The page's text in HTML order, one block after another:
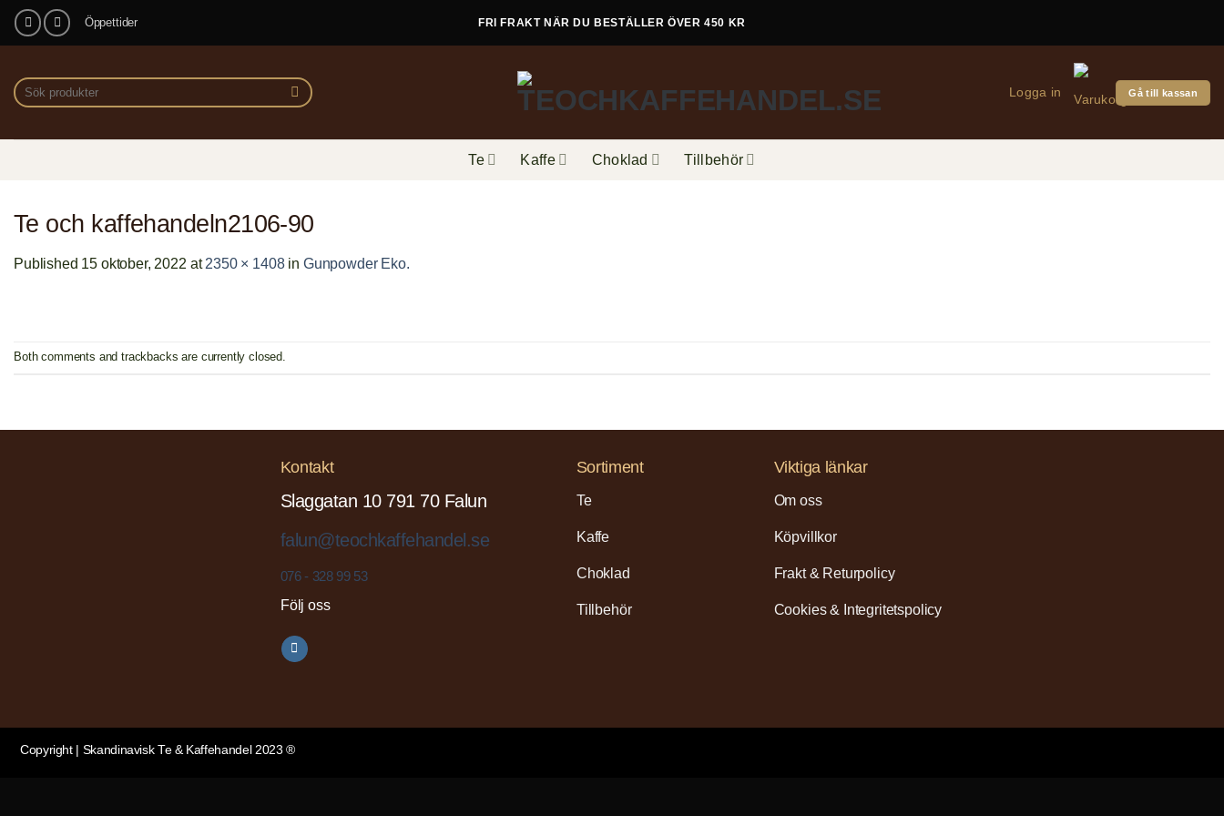
Skip
Öppettider FRI FRAKT NÄR DU BESTÄLLER ÖVER 450 KR
Sök
efter:
Logga in Gå till kassan
Te Kaffe Choklad Tillbehör
Te och kaffehandeln2106-90
Published 15 oktober, 2022 at2350 × 1408in Gunpowder Eko.
Both comments and trackbacks are currently closed.
Kontakt
Slaggatan 10 791 70 Falun
falun@teochkaffehandel.se
076 - 328 99 53
Följ oss
Sortiment
Te
Kaffe
Choklad
Tillbehör
Viktiga länkar
Om oss
Köpvillkor
Frakt & Returpolicy
Cookies & Integritetspolicy
Copyright | Skandinavisk Te & Kaffehandel 2023 ®